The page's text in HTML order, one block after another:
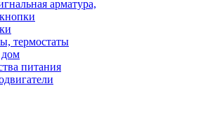
арматура,
термостаты
питания